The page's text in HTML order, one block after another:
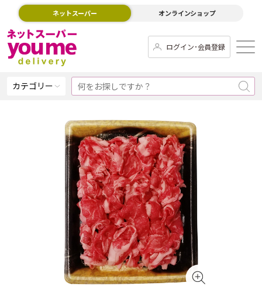
ネットスーパー オンラインショップ
ログイン･会員登録
カテゴリー